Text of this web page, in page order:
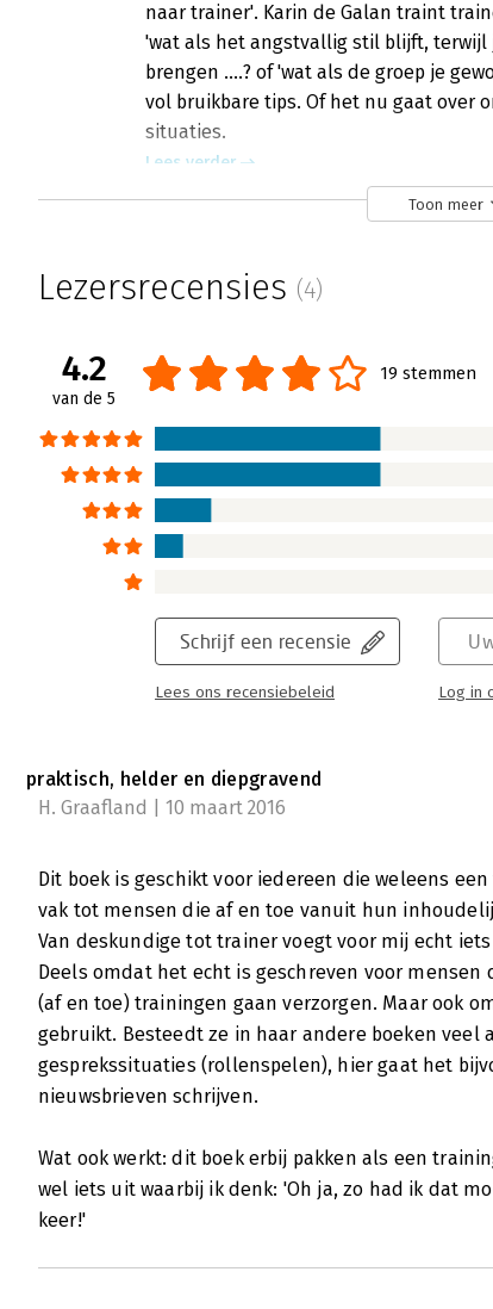
naar trainer'. Karin de Galan traint
'wat als het angstvallig stil blijft,
brengen ....? of 'wat als de groep je
vol bruikbare tips. Of het nu gaat over
situaties.
Lees verder
Toon meer
Lezersrecensies (4)
4.2
van de 5
19 stemmen
Schrijf een recensie
Lees ons recensiebeleid Log in
praktisch, helder en diepgravend
H. Graafland | 10 maart 2016
Dit boek is geschikt voor iedereen die weleens
vak tot mensen die af en toe vanuit hun
Van deskundige tot trainer voegt voor mij echt
Deels omdat het echt is geschreven voor
(af en toe) trainingen gaan verzorgen. Maar ook
gebruikt. Besteedt ze in haar andere boeken veel
gesprekssituaties (rollenspelen), hier gaat het
nieuwsbrieven schrijven.
Wat ook werkt: dit boek erbij pakken als een
wel iets uit waarbij ik denk: 'Oh ja, zo had ik dat
keer!'